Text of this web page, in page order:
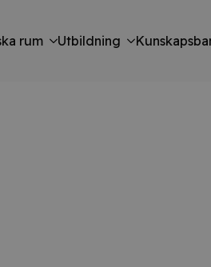
rum Utbildning